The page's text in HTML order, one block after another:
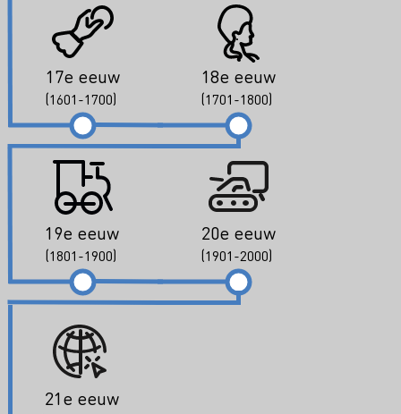
17e eeuw
(1601-1700)
18e eeuw
(1701-1800)
19e eeuw
(1801-1900)
20e eeuw
(1901-2000)
21e eeuw